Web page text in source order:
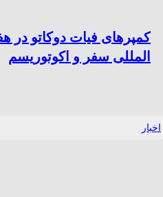
کمپرهای فیات دوکاتو در
المللی سفر و اکوتوریسم
اخبار